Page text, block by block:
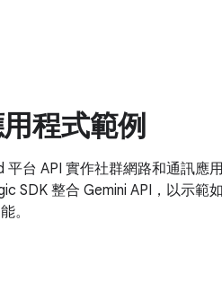
程式範例
台 API 實作社群網路和通訊應
SDK 整合 Gemini API，以示範
。